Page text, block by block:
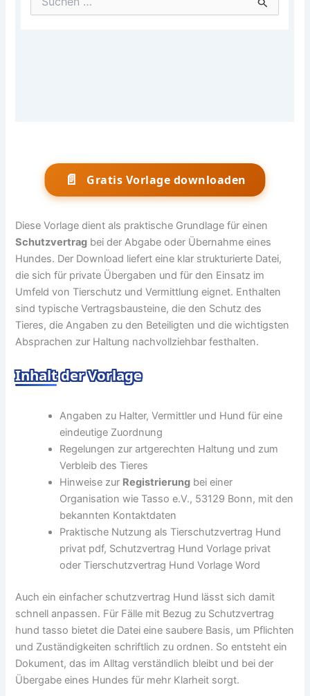
📄 Gratis Vorlage downloaden
Diese Vorlage dient als praktische Grundlage für einen
Schutzvertrag bei der Abgabe oder Übernahme eines
Hundes. Der Download liefert eine klar strukturierte Datei,
die sich für private Übergaben und für den Einsatz im
Umfeld von Tierschutz und Vermittlung eignet. Enthalten
sind typische Vertragsbausteine, die den Schutz des
Tieres, die Angaben zu den Beteiligten und die wichtigsten
Absprachen zur Haltung nachvollziehbar festhalten.
Inhalt der Vorlage
Angaben zu Halter, Vermittler und Hund für eine
eindeutige Zuordnung
Regelungen zur artgerechten Haltung und zum
Verbleib des Tieres
Hinweise zur Registrierung bei einer
Organisation wie Tasso e.V., 53129 Bonn, mit den
bekannten Kontaktdaten
Praktische Nutzung als Tierschutzvertrag Hund
privat pdf, Schutzvertrag Hund Vorlage privat
oder Tierschutzvertrag Hund Vorlage Word
Auch ein einfacher schutzvertrag Hund lässt sich damit
schnell anpassen. Für Fälle mit Bezug zu Schutzvertrag
hund tasso bietet die Datei eine saubere Basis, um Pflichten
und Zuständigkeiten schriftlich zu ordnen. So entsteht ein
Dokument, das im Alltag verständlich bleibt und bei der
Übergabe eines Hundes für mehr Klarheit sorgt.